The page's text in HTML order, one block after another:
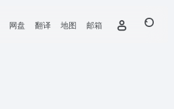
网盘 翻译 地图 邮箱